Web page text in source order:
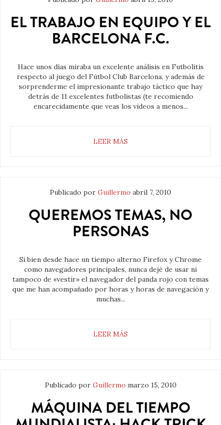
EL TRABAJO EN EQUIPO Y EL
BARCELONA F.C.
Hace unos días miraba un excelente análisis en Futbolitis
respecto al juego del Fútbol Club Barcelona, y además de
sorprenderme el impresionante trabajo táctico que hay
detrás de 11 excelentes futbolistas (te recomiendo
encarecidamente que veas los videos a menos...
LEER MÁS
Publicado por Guillermo abril 7, 2010
QUEREMOS TEMAS, NO
PERSONAS
Si bien desde hace un tiempo alterno Firefox y Chrome
como navegadores principales, nunca dejé de usar ni
tampoco de «vestir» el navegador del panda rojo con temas
que me han acompañado por horas y horas de navegación y
muchas...
LEER MÁS
Publicado por Guillermo marzo 15, 2010
MÁQUINA DEL TIEMPO